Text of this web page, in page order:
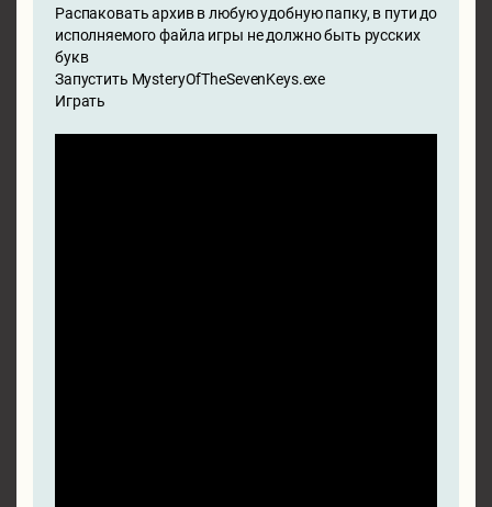
Распаковать архив в любую удобную папку, в пути до
исполняемого файла игры не должно быть русских
букв
Запустить MysteryOfTheSevenKeys.exe
Играть